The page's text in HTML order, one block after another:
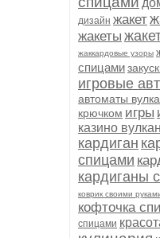
дизайн жакет
жакеты
жаккардовые узоры
спицами
игровые
автоматы
крючком игры
казино вулкан
кардиган
спицами
кардиганы
коврик своими
кофточка
спицами